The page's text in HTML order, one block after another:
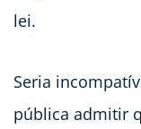
lei.
Seria
pública admitir